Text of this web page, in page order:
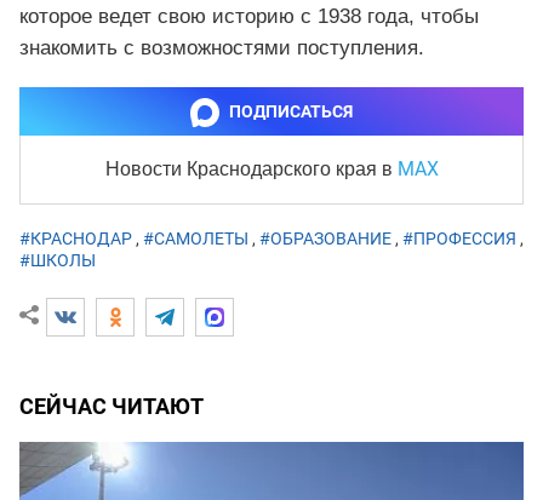
которое ведет свою историю с 1938 года, чтобы
знакомить с возможностями поступления.
ПОДПИСАТЬСЯ
Новости Краснодарского края в MAX
#КРАСНОДАР , #САМОЛЕТЫ , #ОБРАЗОВАНИЕ , #ПРОФЕССИЯ ,
#ШКОЛЫ
СЕЙЧАС ЧИТАЮТ